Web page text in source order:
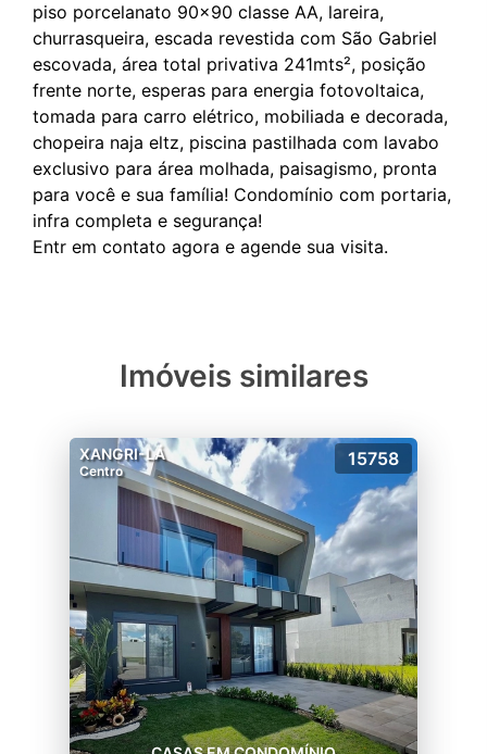
piso porcelanato 90x90 classe AA, lareira,
churrasqueira, escada revestida com São Gabriel
escovada, área total privativa 241mts², posição
frente norte, esperas para energia fotovoltaica,
tomada para carro elétrico, mobiliada e decorada,
chopeira naja eltz, piscina pastilhada com lavabo
exclusivo para área molhada, paisagismo, pronta
para você e sua família! Condomínio com portaria,
infra completa e segurança!
Imóveis similares
XANGRI-LÁ
Centro
15758